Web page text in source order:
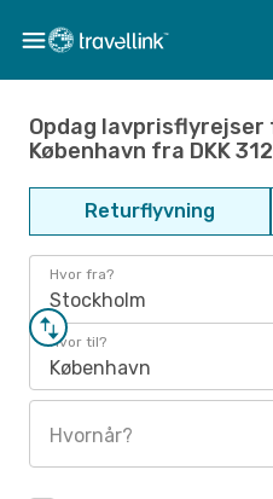
Opdag
København fra DKK 312
Returflyvning
Hvor fra?
Stockholm
Hvor til?
København
Hvornår?